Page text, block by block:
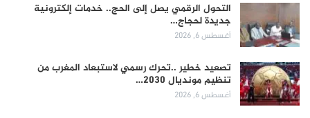
التحول الرقمي يصل إلى الحج.. خدمات إلكترونية
جديدة لحجاج…
أغسطس 6, 2026
تصعيد خطير ..تحرك رسمي لاستبعاد المغرب من
تنظيم مونديال 2030…
أغسطس 6, 2026